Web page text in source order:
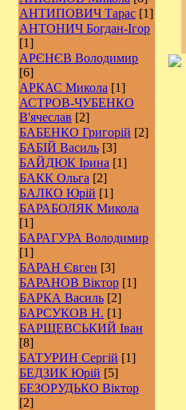
АНТИПОВИЧ Тарас [1]
АНТОНИЧ Богдан-Ігор
[1]
АРЄНЄВ Володимир
[6]
АРКАС Микола [1]
АСТРОВ-ЧУБЕНКО
В'ячеслав [2]
БАБЕНКО Григорій [2]
БАБІЙ Василь [3]
БАЙДЮК Ірина [1]
БАКК Ольга [2]
БАЛКО Юрій [1]
БАРАБОЛЯК Микола
[1]
БАРАГУРА Володимир
[1]
БАРАН Євген [3]
БАРАНОВ Віктор [1]
БАРКА Василь [2]
БАРСУКОВ Н. [1]
БАРЩЕВСЬКИЙ Іван
[8]
БАТУРИН Сергій [1]
БЕДЗИК Юрій [5]
БЕЗОРУДЬКО Віктор
[2]